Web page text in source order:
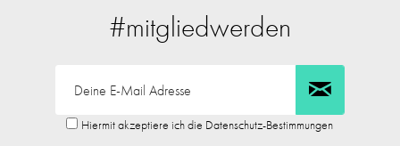
#mitgliedwerden
Hiermit akzeptiere ich die Datenschutz-Bestimmungen